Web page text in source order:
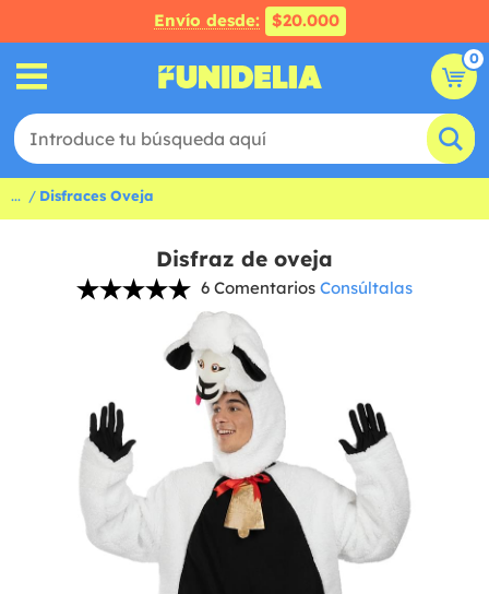
Envío desde: $20.000
0
... Disfraces Oveja
Disfraz de oveja
6 Comentarios Consúltalas